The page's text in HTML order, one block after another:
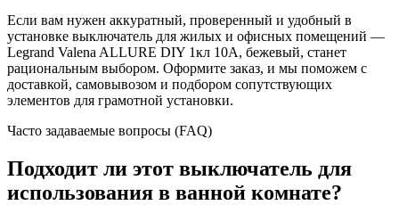
Если вам нужен аккуратный, проверенный и удобный в
установке выключатель для жилых и офисных помещений —
Legrand Valena ALLURE DIY 1кл 10А, бежевый, станет
рациональным выбором. Оформите заказ, и мы поможем с
доставкой, самовывозом и подбором сопутствующих
элементов для грамотной установки.
Часто задаваемые вопросы (FAQ)
Подходит ли этот выключатель для
использования в ванной комнате?